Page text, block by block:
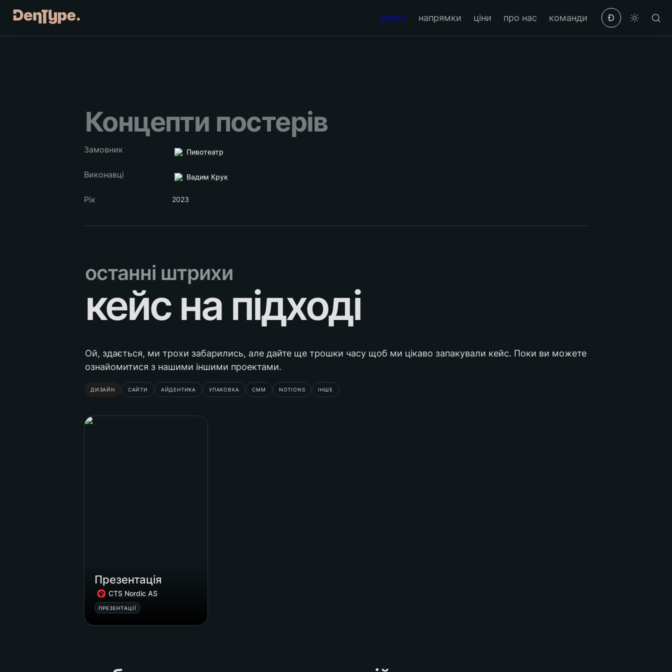
кейси напрямки ціни про нас команди Ð
Концепти постерів
Замовник Пивотеатр
Виконавці Вадим Крук
Рік 2023
останні штрихи
кейс на підході
Ой, здається, ми трохи забарились, але дайте ще трошки часу щоб ми цікаво запакували кейс. Поки ви можете
ознайомитися з нашими іншими проектами.
ДИЗАЙН САЙТИ АЙДЕНТИКА УПАКОВКА СММ NOTIONS ІНШЕ
Презентація
Презентація
CTS Nordic AS
ПРЕЗЕНТАЦІЇ